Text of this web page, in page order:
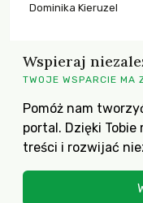
Dominika Kieruzel
Wspieraj
TWOJE WSPARCIE MA
Pomóż nam
portal. Dzięki
treści i rozwijać